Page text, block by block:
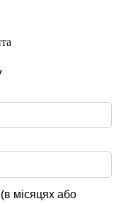
місяцях або